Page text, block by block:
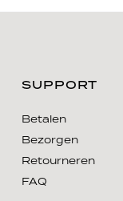
SUPPORT
Betalen
Bezorgen
Retourneren
FAQ